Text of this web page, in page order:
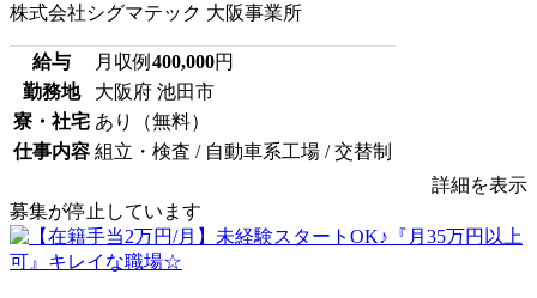
株式会社シグマテック 大阪事業所
給与 月収例 400,000円
勤務地
大阪府 池田市
寮・社宅 あり（無料）
仕事内容 組立・検査 / 自動車系工場 / 交替制
詳細を表示
募集が停止しています